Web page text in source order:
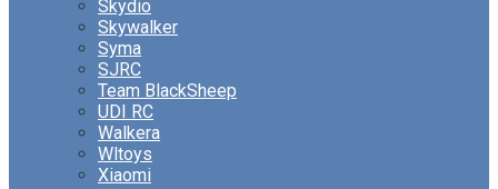
Skydio
Skywalker
Syma
SJRC
Team BlackSheep
UDI RC
Walkera
Wltoys
Xiaomi